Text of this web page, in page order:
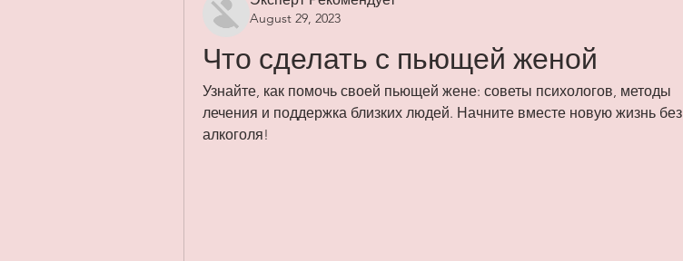
August 29, 2023
Что сделать с пьющей женой
Узнайте, как помочь своей пьющей жене: советы психологов, методы
лечения и поддержка близких людей. Начните вместе новую жизнь без
алкоголя!